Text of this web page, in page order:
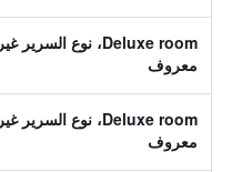
Deluxe room، نوع السرير غير
معروف
Deluxe room، نوع السرير غير
معروف